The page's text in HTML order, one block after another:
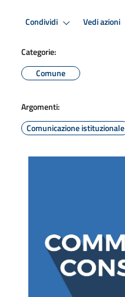
Condividi Vedi azioni
Categorie:
Comune
Argomenti:
Comunicazione istituzionale